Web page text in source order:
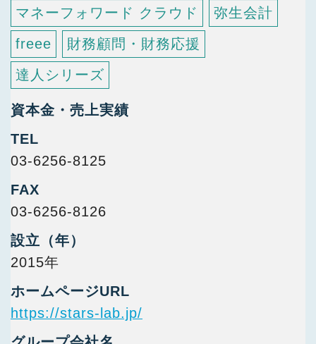
マネーフォワード クラウド
弥生会計
freee
財務顧問・財務応援
達人シリーズ
資本金・売上実績
TEL
03-6256-8125
FAX
03-6256-8126
設立（年）
2015年
ホームページURL
https://stars-lab.jp/